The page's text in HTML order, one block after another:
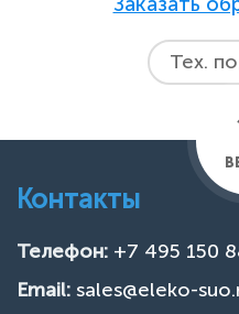
Тех.
Контакты
Телефон: +7 495 150
Email: sales@eleko-